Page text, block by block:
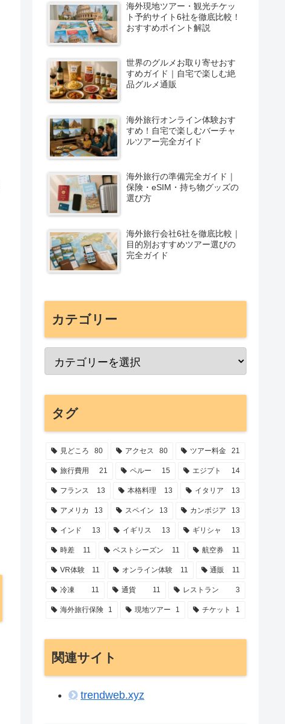
海外現地ツアー・観光チケッ
ト予約サイト6社を徹底比較！
おすすめポイント解説
世界のグルメお取り寄せおす
すめガイド｜自宅で楽しむ絶
品グルメ通販
海外旅行オンライン体験おす
すめ！自宅で楽しむバーチャ
ルツアー完全ガイド
海外旅行の準備完全ガイド｜
保険・eSIM・持ち物グッズの
選び方
海外旅行会社6社を徹底比較｜
目的別おすすめツアー選びの
完全ガイド
カテゴリー
タグ
見どころ 80 アクセス 80 ツアー料金 21
旅行費用 21 ペルー 15 エジプト 14
フランス 13 本格料理 13 イタリア 13
アメリカ 13 スペイン 13 カンボジア 13
インド 13 イギリス 13 ギリシャ 13
時差 11 ベストシーズン 11 航空券 11
VR体験 11 オンライン体験 11 通販 11
冷凍 11 通貨 11 レストラン 3
海外旅行保険 1 現地ツアー 1 チケット 1
関連サイト
trendweb.xyz